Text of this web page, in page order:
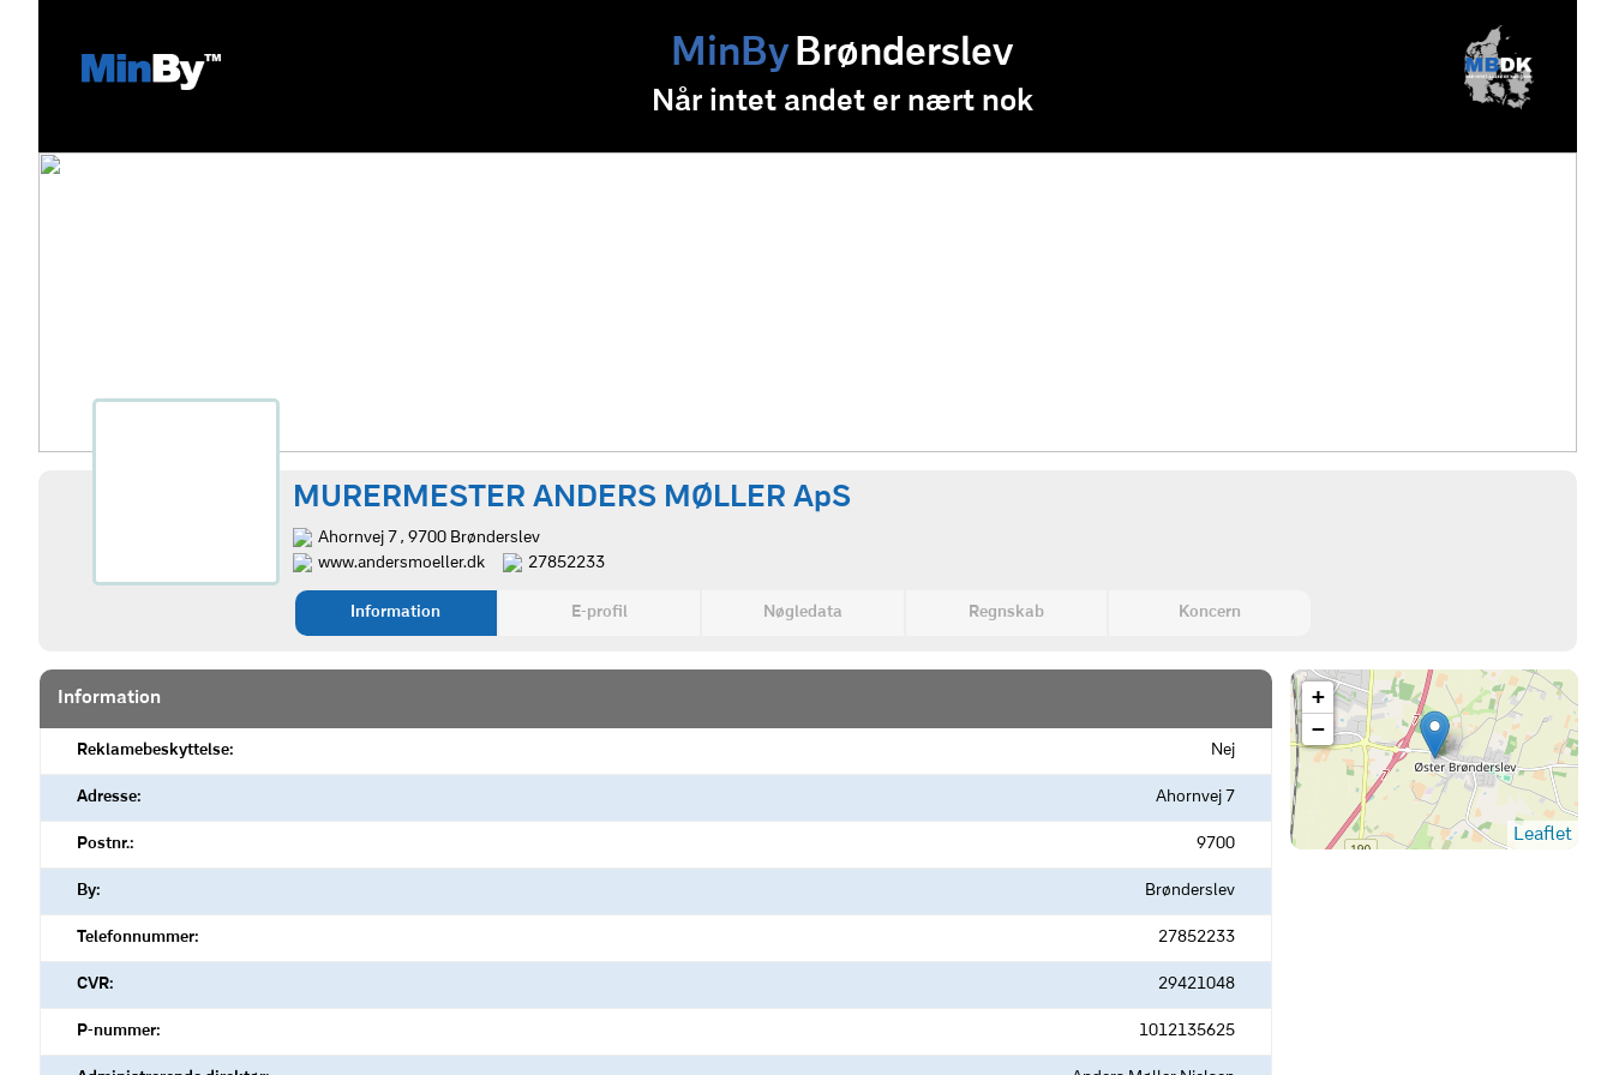
MinByBrønderslev
Når intet andet er nært nok
MURERMESTER ANDERS MØLLER ApS
Ahornvej 7 , 9700 Brønderslev
www.andersmoeller.dk
27852233
Information E-profil Nøgledata Regnskab Koncern
Information
Reklamebeskyttelse: Nej
Adresse: Ahornvej 7
Postnr.: 9700
By: Brønderslev
Telefonnummer: 27852233
CVR: 29421048
P-nummer: 1012135625
+
−
Leaflet